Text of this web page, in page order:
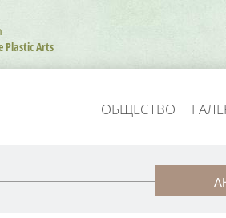
Plastic Arts
ОБЩЕСТВО